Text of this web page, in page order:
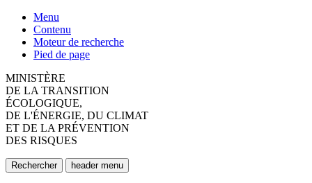
Menu
Contenu
Moteur de recherche
Pied de page
MINISTÈRE
DE LA TRANSITION
ÉCOLOGIQUE,
DE L'ÉNERGIE, DU CLIMAT
ET DE LA PRÉVENTION
DES RISQUES
Rechercher header menu